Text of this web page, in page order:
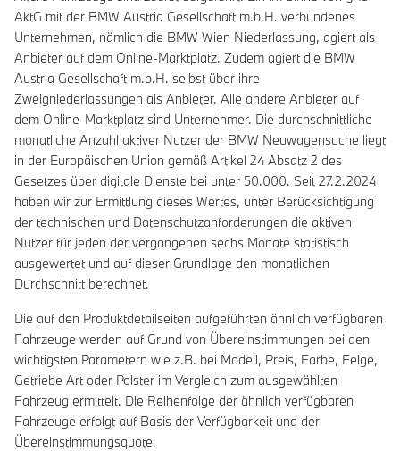
AktG mit der BMW Austria Gesellschaft m.b.H. verbundenes
Unternehmen, nämlich die BMW Wien Niederlassung, agiert als
Anbieter auf dem Online-Marktplatz. Zudem agiert die BMW
Austria Gesellschaft m.b.H. selbst über ihre
Zweigniederlassungen als Anbieter. Alle andere Anbieter auf
dem Online-Marktplatz sind Unternehmer. Die durchschnittliche
monatliche Anzahl aktiver Nutzer der BMW Neuwagensuche liegt
in der Europäischen Union gemäß Artikel 24 Absatz 2 des
Gesetzes über digitale Dienste bei unter 50.000. Seit 27.2.2024
haben wir zur Ermittlung dieses Wertes, unter Berücksichtigung
der technischen und Datenschutzanforderungen die aktiven
Nutzer für jeden der vergangenen sechs Monate statistisch
ausgewertet und auf dieser Grundlage den monatlichen
Durchschnitt berechnet.
Die auf den Produktdetailseiten aufgeführten ähnlich verfügbaren
Fahrzeuge werden auf Grund von Übereinstimmungen bei den
wichtigsten Parametern wie z.B. bei Modell, Preis, Farbe, Felge,
Getriebe Art oder Polster im Vergleich zum ausgewählten
Fahrzeug ermittelt. Die Reihenfolge der ähnlich verfügbaren
Fahrzeuge erfolgt auf Basis der Verfügbarkeit und der
Übereinstimmungsquote.